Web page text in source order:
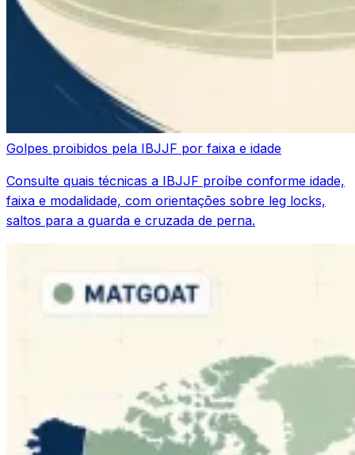
Golpes proibidos pela IBJJF por faixa e idade
Consulte quais técnicas a IBJJF proíbe conforme idade,
faixa e modalidade, com orientações sobre leg locks,
saltos para a guarda e cruzada de perna.